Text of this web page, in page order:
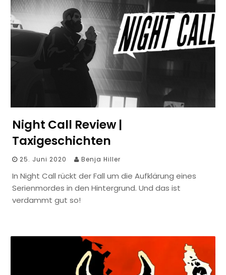
Night Call Review |
Taxigeschichten
25. Juni 2020 Benja Hiller
In Night Call rückt der Fall um die Aufklärung eines
Serienmordes in den Hintergrund. Und das ist
verdammt gut so!